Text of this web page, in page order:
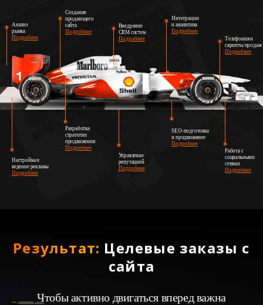
Анализ
рынка
Подробнее
Создание
продающего
сайта
Подробнее
Внедрение
CRM систем
Подробнее
Интеграции
и аналитика
Подробнее
Телефония и
скрипты продаж
Подробнее
Настройка и
ведение рекламы
Подробнее
Разработка
стратегии
продвижения
Подробнее
Управление
репутацией
Подробнее
SEO-подготовка
и продвижение
Подробнее
Работа с
социальными
сетями
Подробнее
Результат: Целевые заказы с
сайта
Чтобы активно двигаться вперед важна